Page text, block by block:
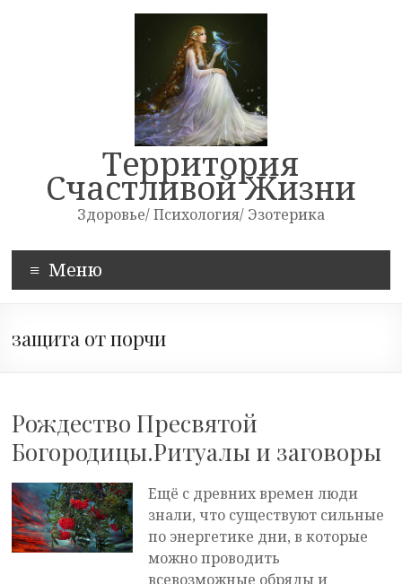
Территория
Счастливой Жизни
Здоровье/ Психология/ Эзотерика
Меню
защита от порчи
Рождество Пресвятой
Богородицы.Ритуалы и заговоры
Ещё с древних времен люди
знали, что существуют сильные
по энергетике дни, в которые
можно проводить
всевозможные обряды и